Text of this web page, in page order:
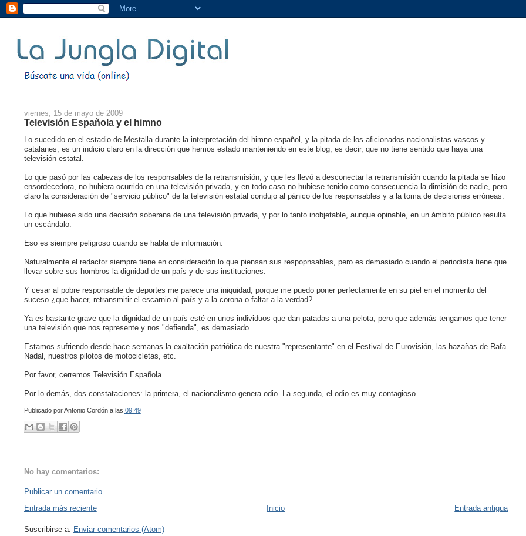
viernes, 15 de mayo de 2009
Televisión Española y el himno
Lo sucedido en el estadio de Mestalla durante la interpretación del himno español, y la pitada de los aficionados nacionalistas vascos y
catalanes, es un indicio claro en la dirección que hemos estado manteniendo en este blog, es decir, que no tiene sentido que haya una
televisión estatal.
Lo que pasó por las cabezas de los responsables de la retransmisión, y que les llevó a desconectar la retransmisión cuando la pitada se hizo
ensordecedora, no hubiera ocurrido en una televisión privada, y en todo caso no hubiese tenido como consecuencia la dimisión de nadie, pero
claro la consideración de "servicio público" de la televisión estatal condujo al pánico de los responsables y a la toma de decisiones erróneas.
Lo que hubiese sido una decisión soberana de una televisión privada, y por lo tanto inobjetable, aunque opinable, en un ámbito público resulta
un escándalo.
Eso es siempre peligroso cuando se habla de información.
Naturalmente el redactor siempre tiene en consideración lo que piensan sus respopnsables, pero es demasiado cuando el periodista tiene que
llevar sobre sus hombros la dignidad de un país y de sus instituciones.
Y cesar al pobre responsable de deportes me parece una iniquidad, porque me puedo poner perfectamente en su piel en el momento del
suceso ¿que hacer, retransmitir el escarnio al país y a la corona o faltar a la verdad?
Ya es bastante grave que la dignidad de un país esté en unos individuos que dan patadas a una pelota, pero que además tengamos que tener
una televisión que nos represente y nos "defienda", es demasiado.
Estamos sufriendo desde hace semanas la exaltación patriótica de nuestra "representante" en el Festival de Eurovisión, las hazañas de Rafa
Nadal, nuestros pilotos de motocicletas, etc.
Por favor, cerremos Televisión Española.
Por lo demás, dos constataciones: la primera, el nacionalismo genera odio. La segunda, el odio es muy contagioso.
Publicado porAntonio Cordón a las 09:49
No hay comentarios:
Publicar un comentario
Entrada más reciente
Entrada antigua
Inicio
Suscribirse a: Enviar comentarios (Atom)